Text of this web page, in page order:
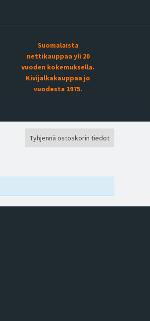
Suomalaista
nettikauppaa yli 20
vuoden kokemuksella.
Kivijalkakauppaa jo
vuodesta 1975.
Tyhjennä ostoskorin tiedot